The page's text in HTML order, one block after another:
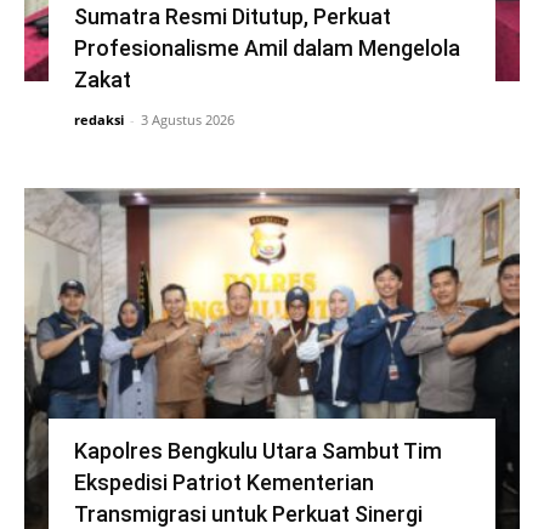
Sumatra Resmi Ditutup, Perkuat
Profesionalisme Amil dalam Mengelola
Zakat
redaksi - 3 Agustus 2026
Kapolres Bengkulu Utara Sambut Tim
Ekspedisi Patriot Kementerian
Transmigrasi untuk Perkuat Sinergi